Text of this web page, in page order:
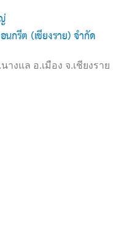
กรีต (เชียงราย) จำกัด
างแล อ.เมือง จ.เชียงราย